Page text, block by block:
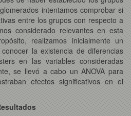
intentamos comprobar si
entre los grupos con respecto a
considerado relevantes en esta
realizamos inicialmente un
la existencia de diferencias
en las variables consideradas
se llevó a cabo un ANOVA para
efectos significativos en el